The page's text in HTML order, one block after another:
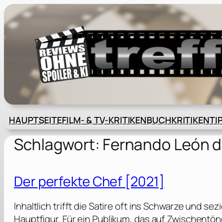
Zum
Inhalt
springen
HAUPTSEITEFILM- & TV-KRITIKENBUCHKRITIKEN
Schlagwort: Fernando León
Der perfekte Chef [2021]
Inhaltlich trifft die Satire oft ins Schwarze und
Hauptfigur. Für ein Publikum, das auf